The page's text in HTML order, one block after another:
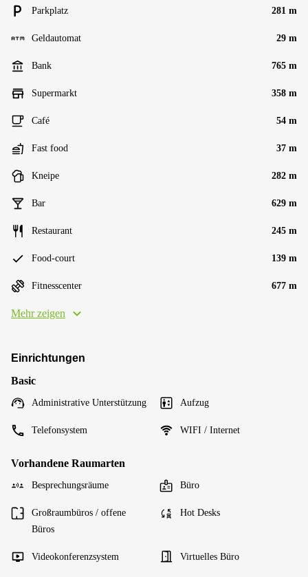
Parkplatz 281 m
Geldautomat 29 m
Bank 765 m
Supermarkt 358 m
Café 54 m
Fast food 37 m
Kneipe 282 m
Bar 629 m
Restaurant 245 m
Food-court 139 m
Fitnesscenter 677 m
Mehr zeigen
Einrichtungen
Basic
Administrative Unterstützung Aufzug
Telefonsystem WIFI / Internet
Vorhandene Raumarten
Besprechungsräume Büro
Großraumbüros / offene
Büros
Hot Desks
Videokonferenzsystem Virtuelles Büro